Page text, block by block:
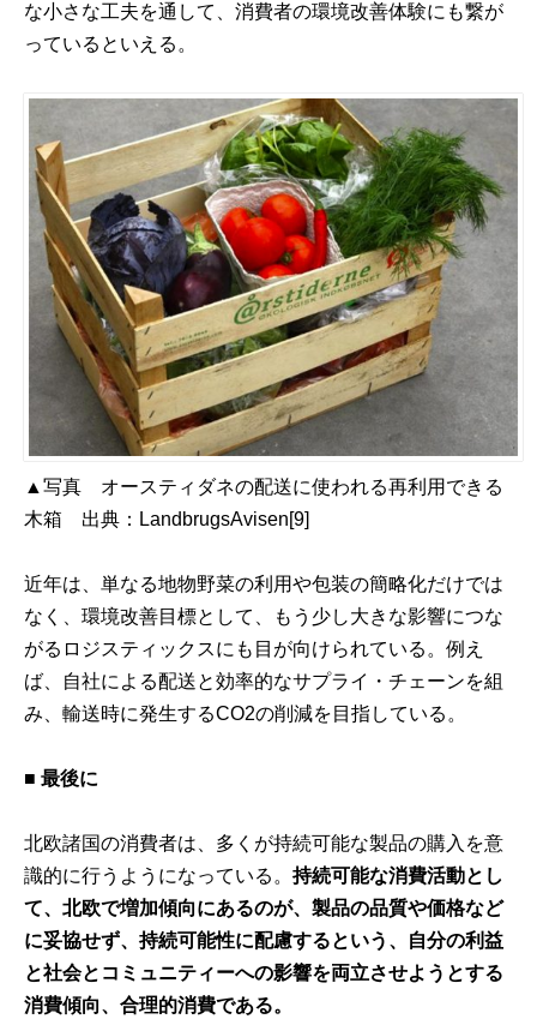
な小さな工夫を通して、消費者の環境改善体験にも繋が
っているといえる。
▲写真 オースティダネの配送に使われる再利用できる
木箱 出典： LandbrugsAvisen[9]
近年は、単なる地物野菜の利用や包装の簡略化だけでは
なく、環境改善目標として、もう少し大きな影響につな
がるロジスティックスにも目が向けられている。例え
ば、自社による配送と効率的なサプライ・チェーンを組
み、輸送時に発生するCO2の削減を目指している。
■ 最後に
北欧諸国の消費者は、多くが持続可能な製品の購入を意
識的に行うようになっている。持続可能な消費活動とし
て、北欧で増加傾向にあるのが、製品の品質や価格など
に妥協せず、持続可能性に配慮するという、自分の利益
と社会とコミュニティーへの影響を両立させようとする
消費傾向、合理的消費である。